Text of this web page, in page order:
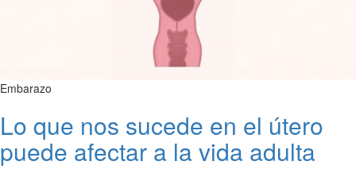
Embarazo
Lo que nos sucede en el útero
puede afectar a la vida adulta